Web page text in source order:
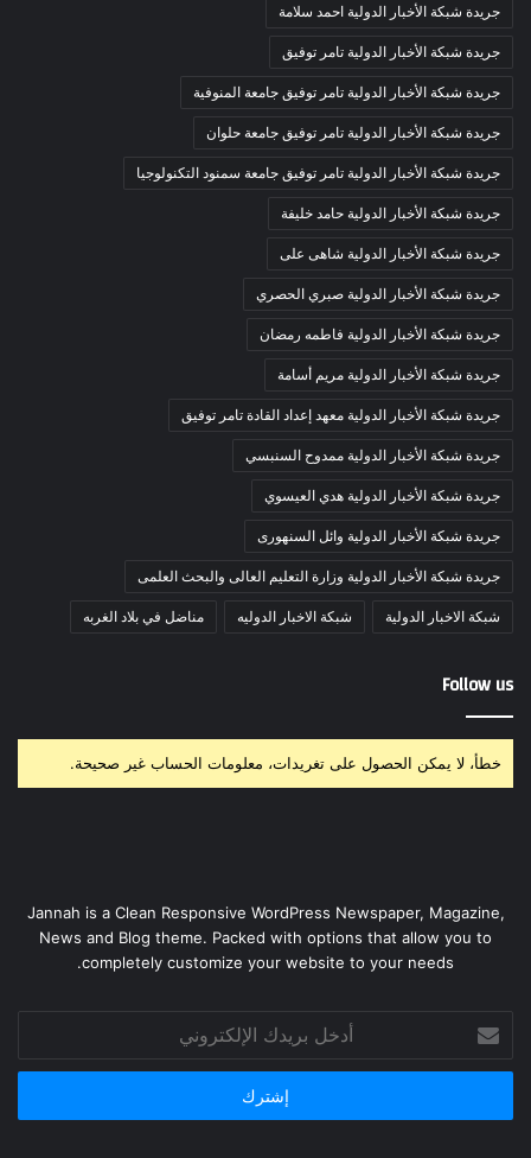
جريدة شبكة الأخبار الدولية احمد سلامة
جريدة شبكة الأخبار الدولية تامر توفيق
جريدة شبكة الأخبار الدولية تامر توفيق جامعة المنوفية
جريدة شبكة الأخبار الدولية تامر توفيق جامعة حلوان
جريدة شبكة الأخبار الدولية تامر توفيق جامعة سمنود التكنولوجيا
جريدة شبكة الأخبار الدولية حامد خليفة
جريدة شبكة الأخبار الدولية شاهى على
جريدة شبكة الأخبار الدولية صبري الحصري
جريدة شبكة الأخبار الدولية فاطمه رمضان
جريدة شبكة الأخبار الدولية مريم أسامة
جريدة شبكة الأخبار الدولية معهد إعداد القادة تامر توفيق
جريدة شبكة الأخبار الدولية ممدوح السنبسي
جريدة شبكة الأخبار الدولية هدي العيسوي
جريدة شبكة الأخبار الدولية وائل السنهورى
جريدة شبكة الأخبار الدولية وزارة التعليم العالى والبحث العلمى
شبكة الاخبار الدولية شبكة الاخبار الدوليه مناضل في بلاد الغربه
Follow us
خطأ، لا يمكن الحصول على تغريدات، معلومات الحساب غير صحيحة.
Jannah is a Clean Responsive WordPress Newspaper, Magazine,
News and Blog theme. Packed with options that allow you to
completely customize your website to your needs.
بريدك
الإلكتروني